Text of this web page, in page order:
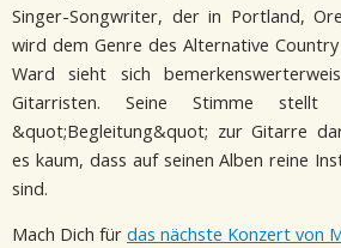
Singer-Songwriter, der in Portland,
wird dem Genre des Alternative
Ward sieht sich
Gitarristen. Seine Stimme
&quot;Begleitung&quot; zur Gitarre
es kaum, dass auf seinen Alben reine
sind.
Mach Dich für das nächste Konzert von